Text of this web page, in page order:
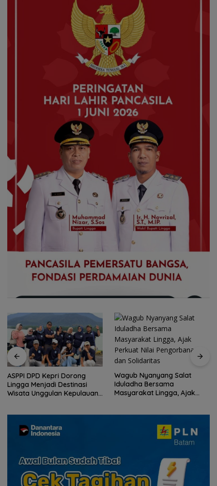
ASPPI DPD Kepri Dorong
Lingga Menjadi Destinasi
Wisata Unggulan Kepulauan
Wagub Nyanyang Salat
Iduladha Bersama
Masyarakat Lingga, Ajak